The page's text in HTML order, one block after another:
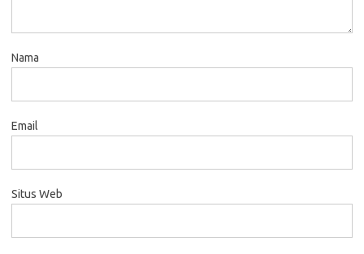
Nama
Email
Situs Web